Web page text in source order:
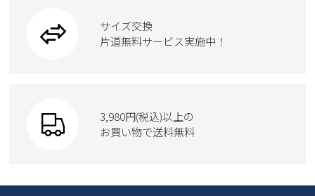
ウェア
moz
ブーツ
Parade
GAP
new balance
瞬足
トートバッグサイズ交換
片道無料サービス実施中！
3,980円(税込)以上の
お買い物で送料無料